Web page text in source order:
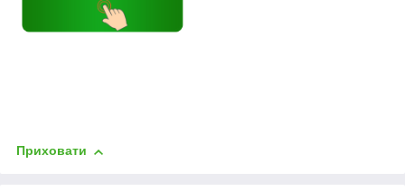
Приховати